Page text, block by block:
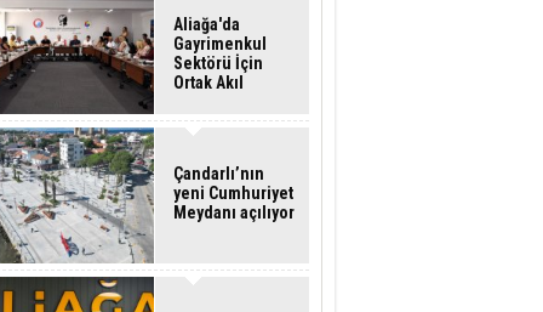
Aliağa'da
Gayrimenkul
Sektörü İçin
Ortak Akıl
Çandarlı’nın
yeni Cumhuriyet
Meydanı açılıyor